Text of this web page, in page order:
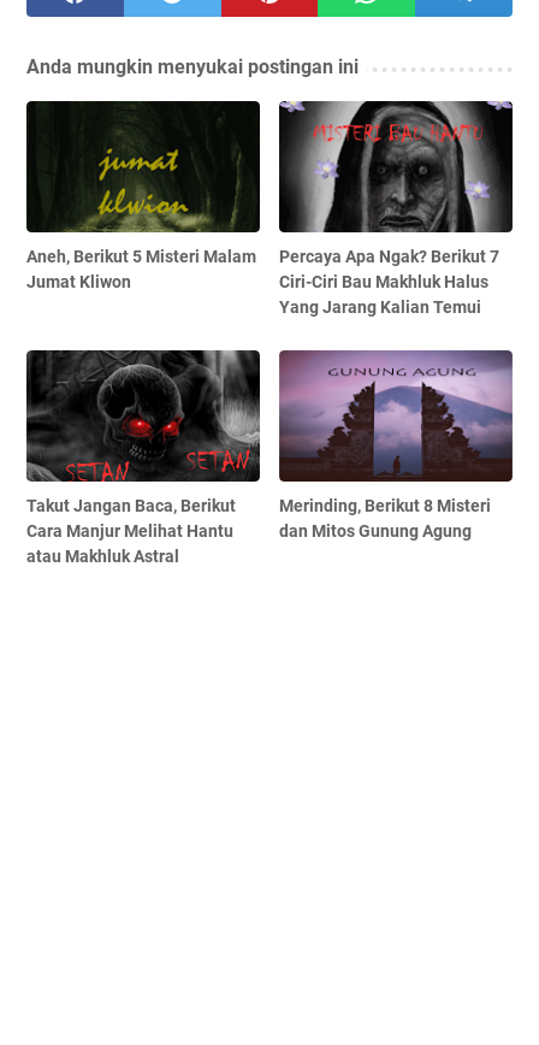
Anda mungkin menyukai postingan ini
Aneh, Berikut 5 Misteri Malam
Jumat Kliwon
Percaya Apa Ngak? Berikut 7
Ciri-Ciri Bau Makhluk Halus
Yang Jarang Kalian Temui
Takut Jangan Baca, Berikut
Cara Manjur Melihat Hantu
atau Makhluk Astral
Merinding, Berikut 8 Misteri
dan Mitos Gunung Agung